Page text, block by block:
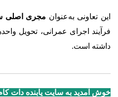
این تعاونی به‌عنوان مجری اصلی
فرآیند اجرای عمرانی، تحویل
داشته است.
خوش آمدید به سایت یابنده دات